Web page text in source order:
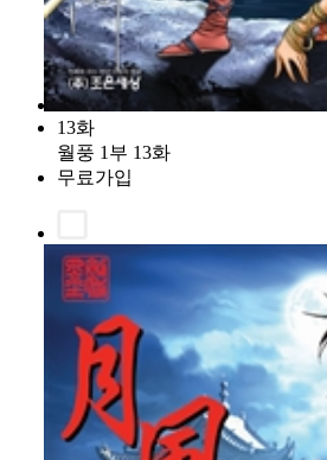
13화
월풍 1부 13화
무료가입